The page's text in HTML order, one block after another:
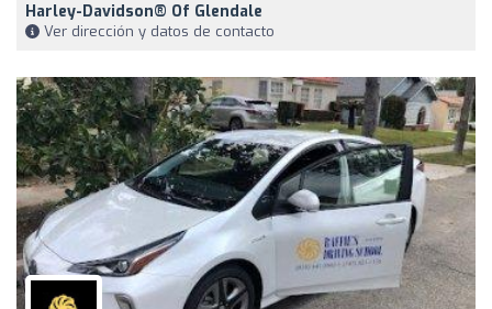
Harley-Davidson® Of Glendale
Ver dirección y datos de contacto